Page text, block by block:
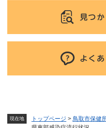
現在地 トップページ > 鳥取市保健
見つ
よく